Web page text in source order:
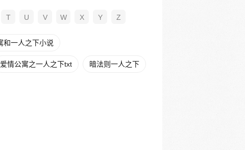
T U V W X Y Z
和一人之下小说
爱情公寓之一人之下txt 暗法则一人之下